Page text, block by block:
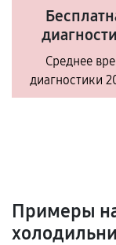
Среднее
диагностики
Примеры